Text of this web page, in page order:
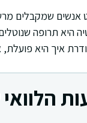
שמקבלים
היא תרופה
איך היא פועלת,